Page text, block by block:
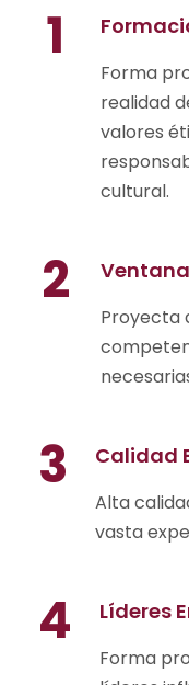
1
Forma
realidad
valores
cultural.
2
Proyecta
3 Calidad
Alta
vasta
4 Líderes
Forma